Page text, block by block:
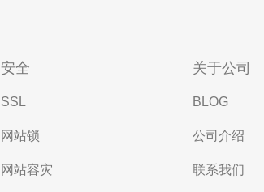
安全
SSL
网站锁
网站容灾
关于公司
BLOG
公司介绍
联系我们